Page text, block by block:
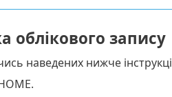
облікового запису
наведених нижче